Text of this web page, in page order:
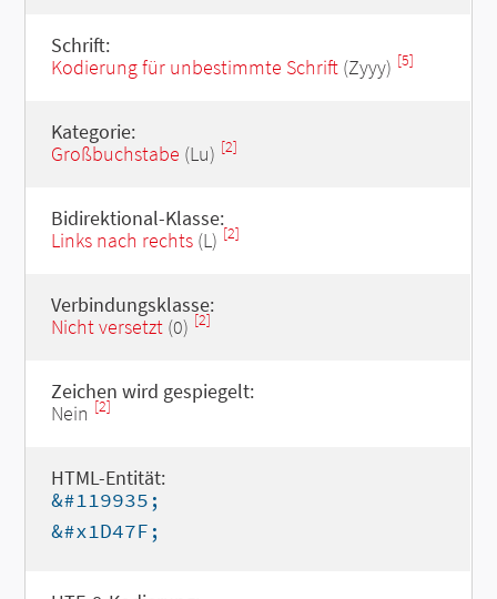
Schrift:
Kodierung für unbestimmte Schrift(Zyyy) [5]
Kategorie:
Großbuchstabe (Lu) [2]
Bidirektional-Klasse:
Links nach rechts(L) [2]
Verbindungsklasse:
Nicht versetzt(0) [2]
Zeichen wird gespiegelt:
Nein [2]
HTML-Entität:
&#119935;
&#x1D47F;